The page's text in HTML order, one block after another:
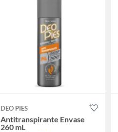
DEO PIES
Antitranspirante Envase
260 mL